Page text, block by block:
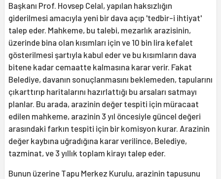
Başkanı Prof. Hovsep Celal, yapılan haksızlığın
giderilmesi amacıyla yeni bir dava açıp 'tedbir-i ihtiyat'
talep eder. Mahkeme, bu talebi, mezarlık arazisinin,
üzerinde bina olan kısımları için ve 10 bin lira kefalet
gösterilmesi şartıyla kabul eder ve bu kısımların dava
bitene kadar cemaatte kalmasına karar verir. Fakat
Belediye, davanın sonuçlanmasını beklemeden, tapularını
çıkarttırıp haritalarını hazırlattığı bu arsaları satmayı
planlar. Bu arada, arazinin değer tespiti için müracaat
edilen mahkeme, arazinin 3 yıl öncesiyle güncel değeri
arasındaki farkın tespiti için bir komisyon kurar. Arazinin
değer kaybına uğradığına karar verilince, Belediye,
tazminat, ve 3 yıllık toplam kirayı talep eder.
Bunun üzerine Tapu Merkez Kurulu, arazinin tapusunu